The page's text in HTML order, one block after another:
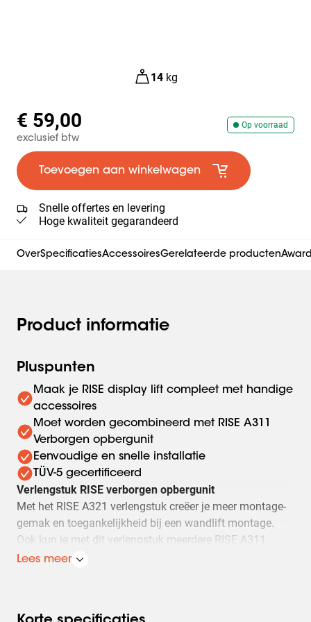
14 kg
Op voorraad
€ 59,00
exclusief btw
Toevoegen aan winkelwagen
Snelle offertes en levering
Hoge kwaliteit gegarandeerd
OverSpecificatiesAccessoiresGerelateerde producten
Product informatie
Pluspunten
Maak je RISE display lift compleet met handige
accessoires
Moet worden gecombineerd met RISE A311
Verborgen opbergunit
Eenvoudige en snelle installatie
TÜV-5 gecertificeerd
Verlengstuk RISE verborgen opbergunit
Met het RISE A321 verlengstuk creëer je meer montage-
gemak en toegankelijkheid bij een wandlift montage.
Ook kun je met dit verlengstuk meerdere RISE A311
verborgen opbergunits aan een Vogel’s RISE elektrische
Lees meer